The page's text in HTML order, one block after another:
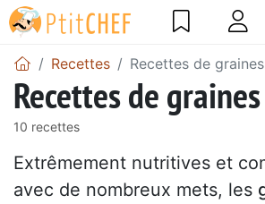
Recettes Recettes de
Recettes de
10 recettes
Extrêmement nutritives et
avec de nombreux mets, les